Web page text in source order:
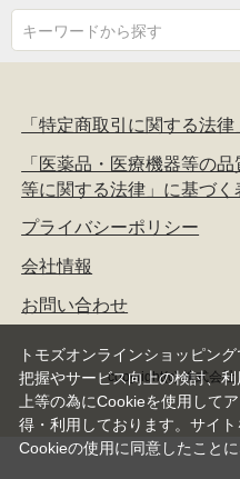
キーワードから探す
「特定商取引に関する法
「医薬品・医療機器等の
等に関する法律」に基づく
プライバシーポリシー
会社情報
お問い合わせ
copyright(c) 株式会
トモズオンラインショッピン
把握やサービス向上の検討、
上等の為にCookieを使用して
得・利用しております。サイ
Cookieの使用に同意したことに